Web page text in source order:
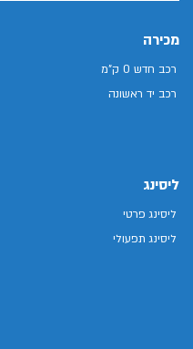
מכירה
רכב חדש 0 ק"מ
רכב יד ראשונה
ליסינג
ליסינג פרטי
ליסינג תפעולי